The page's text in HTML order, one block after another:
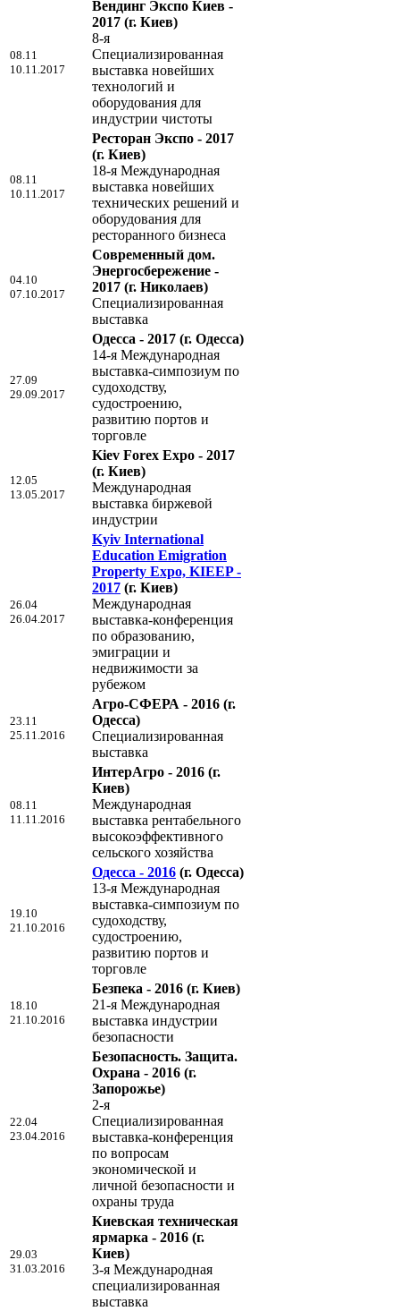
08.11
10.11.2017
Вендинг Экспо Киев -
2017 (г. Киев)
8-я
Специализированная
выставка новейших
технологий и
оборудования для
индустрии чистоты
08.11
10.11.2017
Ресторан Экспо - 2017
(г. Киев)
18-я Международная
выставка новейших
технических решений и
оборудования для
ресторанного бизнеса
04.10
07.10.2017
Современный дом.
Энергосбережение -
2017 (г. Николаев)
Специализированная
выставка
27.09
29.09.2017
Одесса - 2017 (г. Одесса)
14-я Международная
выставка-симпозиум по
судоходству,
судостроению,
развитию портов и
торговле
12.05
13.05.2017
Kiev Forex Expo - 2017
(г. Киев)
Международная
выставка биржевой
индустрии
26.04
26.04.2017
Kyiv International
Education Emigration
Property Expo, KIEEP -
2017 (г. Киев)
Международная
выставка-конференция
по образованию,
эмиграции и
недвижимости за
рубежом
23.11
25.11.2016
Агро-СФЕРА - 2016 (г.
Одесса)
Специализированная
выставка
08.11
11.11.2016
ИнтерАгро - 2016 (г.
Киев)
Международная
выставка рентабельного
высокоэффективного
сельского хозяйства
19.10
21.10.2016
Одесса - 2016 (г. Одесса)
13-я Международная
выставка-симпозиум по
судоходству,
судостроению,
развитию портов и
торговле
18.10
21.10.2016
Безпека - 2016 (г. Киев)
21-я Международная
выставка индустрии
безопасности
22.04
23.04.2016
Безопасность. Защита.
Охрана - 2016 (г.
Запорожье)
2-я
Специализированная
выставка-конференция
по вопросам
экономической и
личной безопасности и
охраны труда
29.03
31.03.2016
Киевская техническая
ярмарка - 2016 (г.
Киев)
3-я Международная
специализированная
выставка